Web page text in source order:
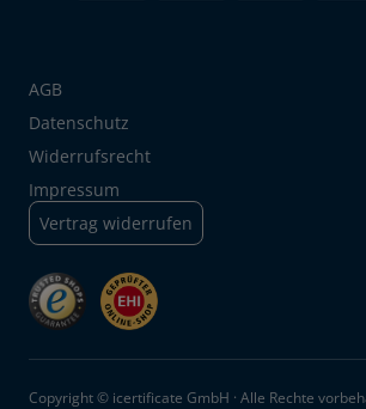
AGB
Datenschutz
Widerrufsrecht
Impressum
Vertrag widerrufen
Copyright © icertificate GmbH · Alle Rechte